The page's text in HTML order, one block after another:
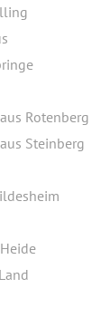
Rotenberg
Steinberg